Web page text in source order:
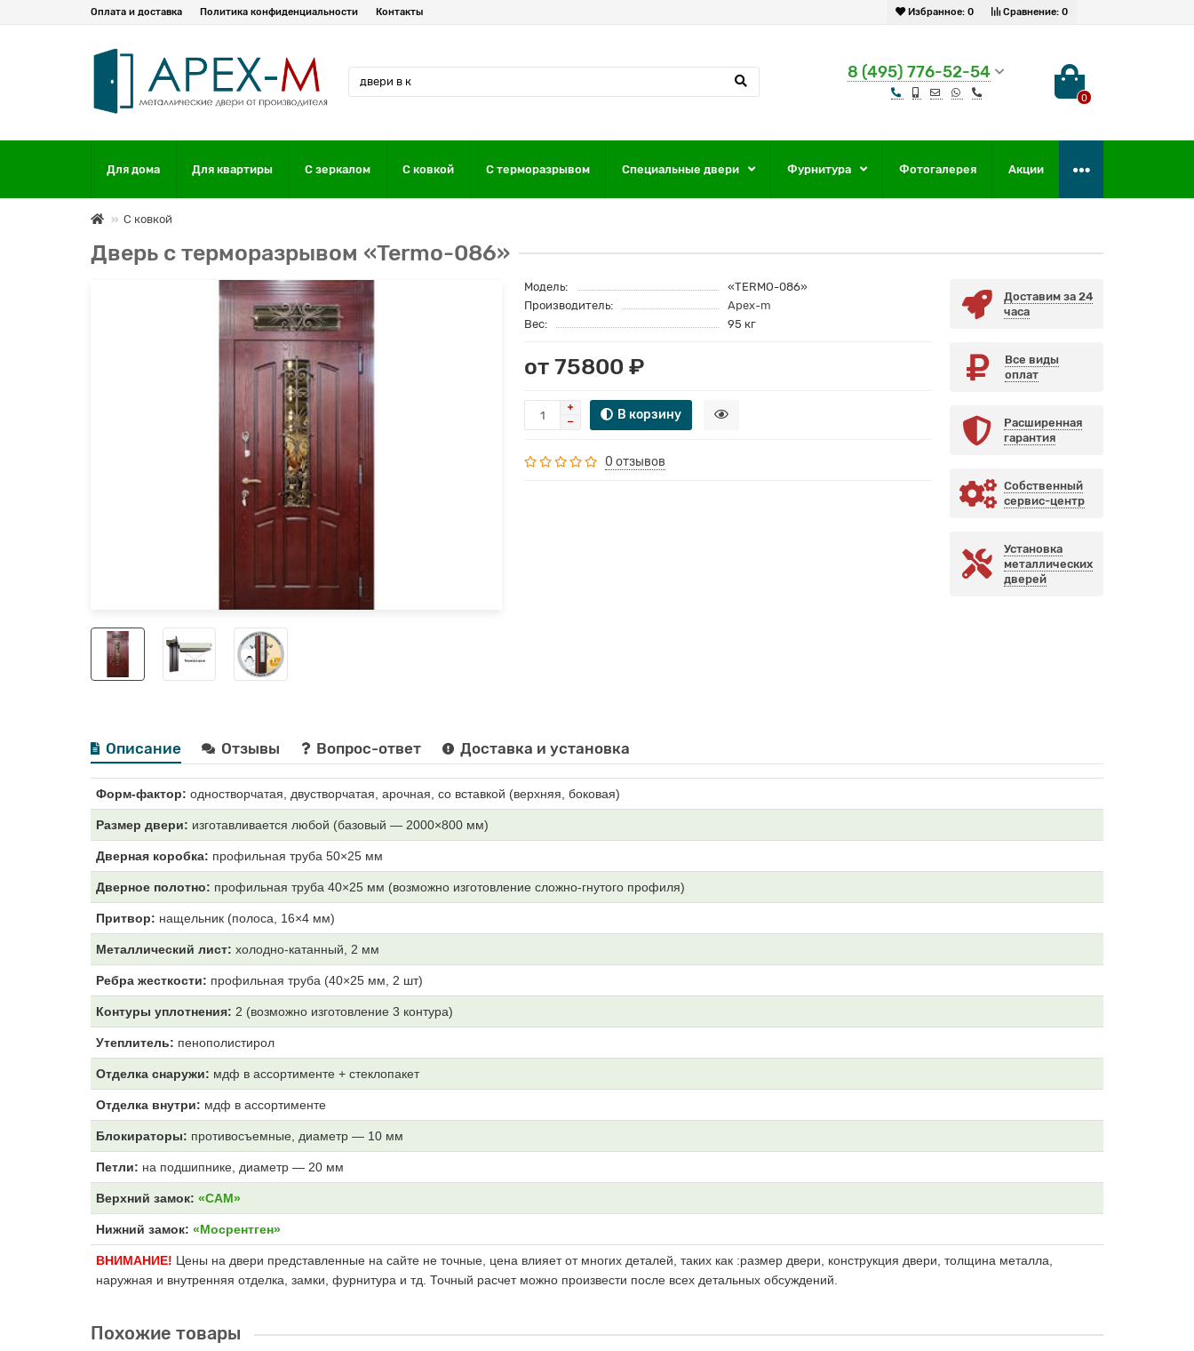
Сравнение: 0
Избранное: 0
Оплата и доставка Политика конфиденциальности Контакты
8 (495) 776-52-54
0
Для дома Для квартиры С зеркалом С ковкой С терморазрывом Специальные двери Фурнитура Фотогалерея Акции
С ковкой
Дверь с терморазрывом «Termo-086»
Модель:
«TERMO-086»
Производитель:
Apex-m
Вес:
95 кг
от 75800 ₽
В корзину
0 отзывов
Доставим за 24
часа
Все виды
оплат
Расширенная
гарантия
Собственный
сервис-центр
Установка
металлических
дверей
Описание Отзывы Вопрос-ответ Доставка и установка
Форм-фактор: одностворчатая, двустворчатая, арочная, со вставкой (верхняя, боковая)
Размер двери: изготавливается любой (базовый — 2000×800 мм)
Дверная коробка: профильная труба 50×25 мм
Дверное полотно: профильная труба 40×25 мм (возможно изготовление сложно-гнутого профиля)
Притвор: нащельник (полоса, 16×4 мм)
Металлический лист: холодно-катанный, 2 мм
Ребра жесткости: профильная труба (40×25 мм, 2 шт)
Контуры уплотнения: 2 (возможно изготовление 3 контура)
Утеплитель: пенополистирол
Отделка снаружи: мдф в ассортименте + стеклопакет
Отделка внутри: мдф в ассортименте
Блокираторы: противосъемные, диаметр — 10 мм
Петли: на подшипнике, диаметр — 20 мм
Верхний замок: «САМ»
Нижний замок: «Мосрентген»
ВНИМАНИЕ! Цены на двери представленные на сайте не точные, цена влияет от многих деталей, таких как :размер двери, конструкция двери, толщина металла,
наружная и внутренняя отделка, замки, фурнитура и тд. Точный расчет можно произвести после всех детальных обсуждений.
Похожие товары